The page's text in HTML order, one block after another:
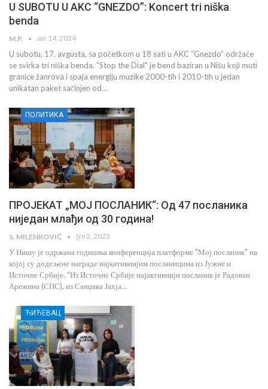
U SUBOTU U AKC “GNEZDO”: Koncert tri niška
benda
M.P. авг 14, 2024
U subotu, 17. avgusta, sa početkom u 18 sati u AKC “Gnezdo” održaće
se svirka tri niška benda. "Stop the Dial" je bend baziran u Nišu koji muti
granice žanrova i spaja energiju muzike 2000-tih i 2010-tih u jedan
unikatan paket sačinjen od…
ПОЛИТИКА
ПРОЈЕКАТ „МОЈ ПОСЛАНИК“: Од 47 посланика
ниједан млађи од 30 година!
S. MILENKOVIĆ јун 2, 2023
У Нишу је одржана годишња конференција платформе "Мој посланик" на
којој су додељене награде најкативнијим посланицима из Јужне и
Источне Србије. “Из Источне Србије најактивнији посланик је Радован
Арежина (СПС), из Санџака Јахја…
ЋИЋЕВАЦ